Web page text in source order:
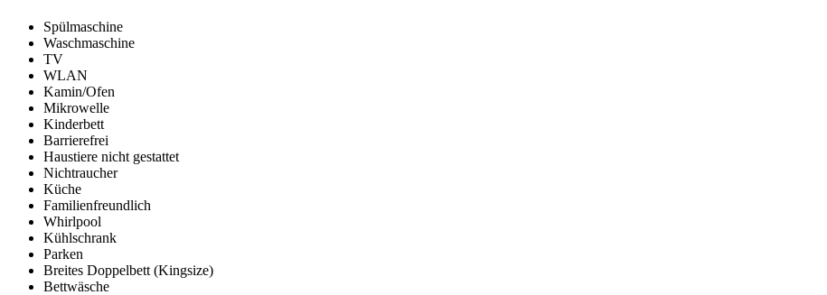
Spülmaschine
Waschmaschine
TV
WLAN
Kamin/Ofen
Mikrowelle
Kinderbett
Barrierefrei
Haustiere nicht gestattet
Nichtraucher
Küche
Familienfreundlich
Whirlpool
Kühlschrank
Parken
Breites Doppelbett (Kingsize)
Bettwäsche